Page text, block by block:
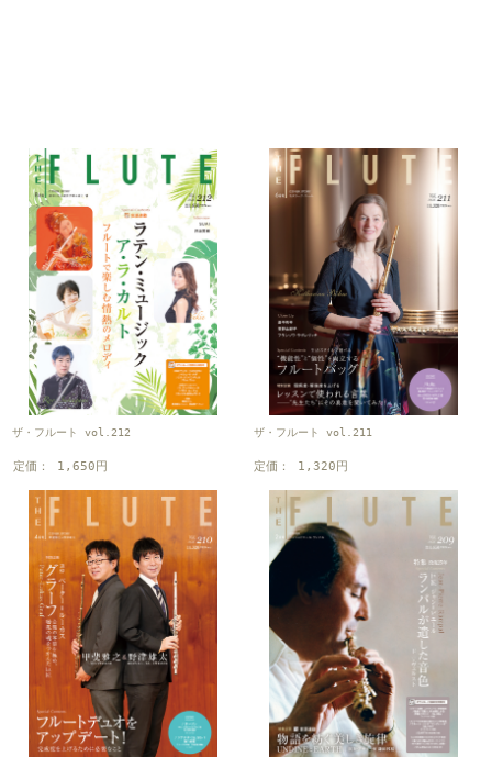
ザ・フルート vol.212
定価： 1,650円
ザ・フルート vol.211
定価： 1,320円